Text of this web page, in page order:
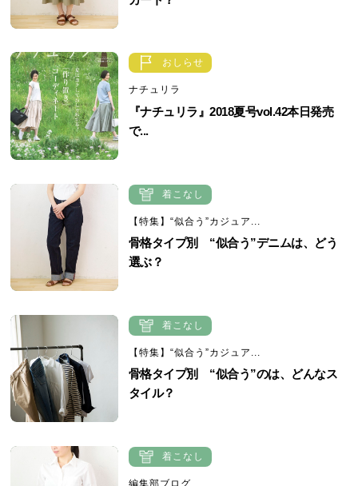
おしらせ
ナチュリラ
『ナチュリラ』2018夏号vol.42本日発売
で...
着こなし
【特集】“似合う”カジュア...
骨格タイプ別 “似合う”デニムは、どう
選ぶ？
着こなし
【特集】“似合う”カジュア...
骨格タイプ別 “似合う”のは、どんなス
タイル？
着こなし
編集部ブログ